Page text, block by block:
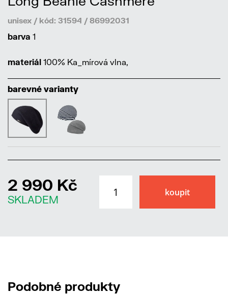
unisex / kód: 31594 / 86992031
barva 1
materiál 100% Ka_mírová vlna,
barevné varianty
2 990 Kč
SKLADEM
Podobné produkty